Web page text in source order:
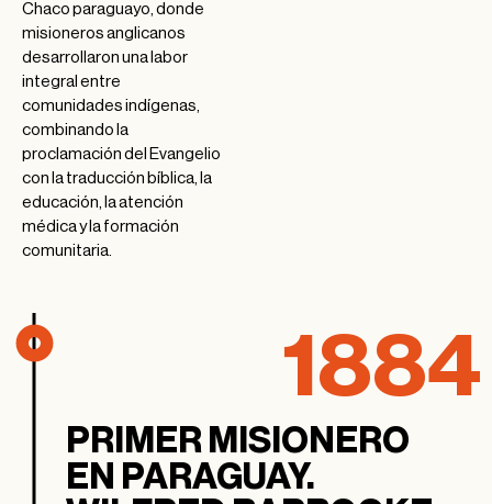
Chaco paraguayo, donde
misioneros anglicanos
desarrollaron una labor
integral entre
comunidades indígenas,
combinando la
proclamación del Evangelio
con la traducción bíblica, la
educación, la atención
médica y la formación
comunitaria.
1884
PRIMER MISIONERO
EN PARAGUAY.